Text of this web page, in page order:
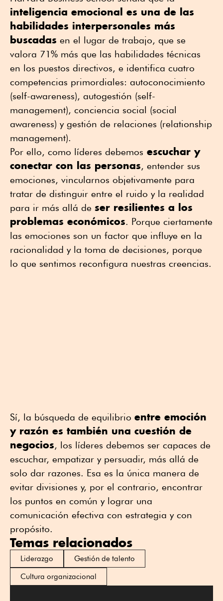
inteligencia emocional es una de las
habilidades interpersonales más
buscadas en el lugar de trabajo, que se
valora 71% más que las habilidades técnicas
en los puestos directivos, e identifica cuatro
competencias primordiales: autoconocimiento
(self-awareness), autogestión (self-
management), conciencia social (social
awareness) y gestión de relaciones (relationship
management).
Por ello, como líderes debemos escuchar y
conectar con las personas, entender sus
emociones, vincularnos objetivamente para
tratar de distinguir entre el ruido y la realidad
para ir más allá de ser resilientes a los
problemas económicos. Porque ciertamente
las emociones son un factor que influye en la
racionalidad y la toma de decisiones, porque
lo que sentimos reconfigura nuestras creencias.
Sí, la búsqueda de equilibrio entre emoción
y razón es también una cuestión de
negocios, los líderes debemos ser capaces de
escuchar, empatizar y persuadir, más allá de
solo dar razones. Esa es la única manera de
evitar divisiones y, por el contrario, encontrar
los puntos en común y lograr una
comunicación efectiva con estrategia y con
propósito.
Temas relacionados
Liderazgo
Gestión de talento
Cultura organizacional